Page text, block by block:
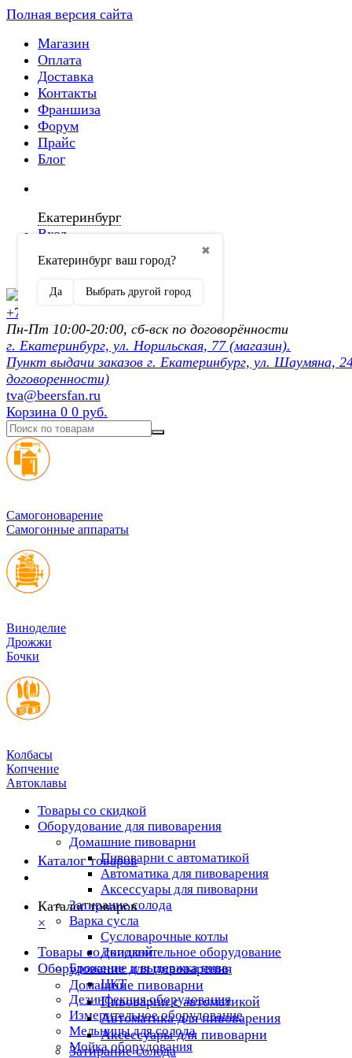
Полная версия сайта
Магазин
Оплата
Доставка
Контакты
Франшиза
Форум
Прайс
Блог
Екатеринбург
✖
Екатеринбург ваш город?
Да Выбрать другой город
Вход
Регистрация
+7 (902) 872-54-70
Пн-Пт 10:00-20:00, сб-вск по договорённости
г. Екатеринбург, ул. Норильская, 77 (магазин).
Пункт выдачи заказов г. Екатеринбург, ул. Шаумяна,
договоренности)
tva@beersfan.ru
Корзина 0 0 руб.
Cамогоноварение
Самогонные аппараты
Виноделие
Дрожжи
Бочки
Колбасы
Копчение
Автоклавы
Товары со скидкой
Оборудование для пивоварения
Домашние пивоварни
Пивоварни с автоматикой
Автоматика для пивоварения
Аксессуары для пивоварни
Затирание солода
Варка сусла
Cусловарочные котлы
Дополнительное оборудование
Брожение и выдержка пива
ЦКТ
Дезинфекция оборудования
Измерительное оборудование
Мельницы для солода
Мойка оборудования
Каталог товаров
Каталог товаров
×
Товары со скидкой
Оборудование для пивоварения
Домашние пивоварни
Пивоварни с автоматикой
Автоматика для пивоварения
Аксессуары для пивоварни
Затирание солода